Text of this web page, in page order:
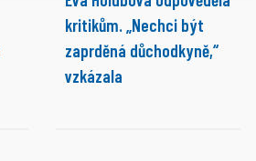
kritikům. „Nechci být
zaprděná důchodkyně,“
vzkázala